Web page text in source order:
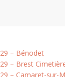
29 – Bénodet
29 – Brest
29 – Camaret-sur-